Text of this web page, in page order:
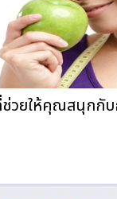
วยให้คุณสนุกกั